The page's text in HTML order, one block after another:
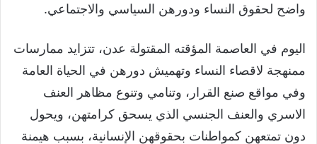
واضح لحقوق النساء ودورهن السياسي والاجتماعي.
اليوم في العاصمة المؤقته المقتولة عدن، تتزايد ممارسات
ممنهجة لاقصاء النساء وتهميش دورهن في الحياة العامة
وفي مواقع صنع القرار، وتنامي وتنوع مظاهر العنف
الاسري والعنف الجنسي الذي يسحق كرامتهن، ويحول
دون تمتعهن كمواطنات بحقوقهن الإنسانية، بسبب هيمنة